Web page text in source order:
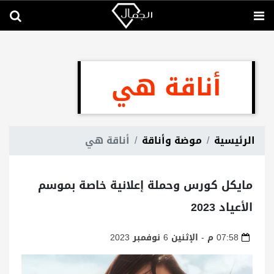
أناقة هي
الرئيسية موضة وأناقة أناقة هي
مايكل كورس وحملة إعلانية خاصة بموسم
الأعياد 2023